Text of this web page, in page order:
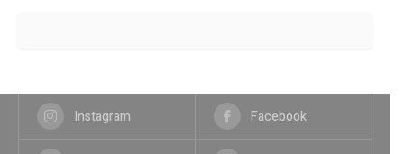
Instagram Facebook